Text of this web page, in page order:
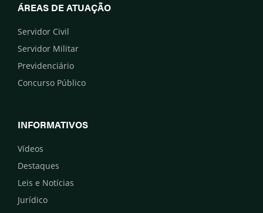
ÁREAS DE ATUAÇÃO
Servidor Civil
Servidor Militar
Previdenciário
Concurso Público
INFORMATIVOS
Vídeos
Destaques
Leis e Notícias
Jurídico